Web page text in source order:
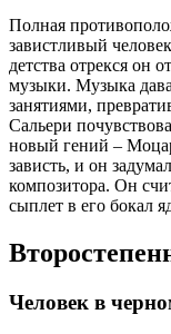
Полная
завистливый
детства отрекся он
музыки. Музыка
занятиями,
Сальери
новый гений –
зависть, и он
композитора. Он
сыплет в его бокал
Человек в